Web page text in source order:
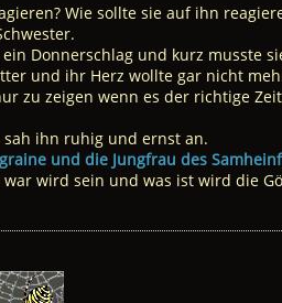
Wie sollte sie auf ihn
Donnerschlag und kurz musste
und ihr Herz wollte gar nicht
zu zeigen wenn es der richtige
ihn ruhig und ernst an.
und die Jungfrau des
war wird sein und was ist wird die